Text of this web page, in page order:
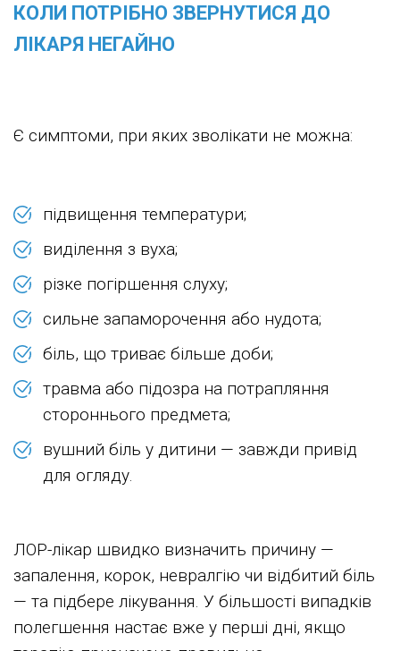
КОЛИ ПОТРІБНО ЗВЕРНУТИСЯ ДО
ЛІКАРЯ НЕГАЙНО
Є симптоми, при яких зволікати не можна:
підвищення температури;
виділення з вуха;
різке погіршення слуху;
сильне запаморочення або нудота;
біль, що триває більше доби;
травма або підозра на потрапляння
стороннього предмета;
вушний біль у дитини — завжди привід
для огляду.
ЛОР-лікар швидко визначить причину —
запалення, корок, невралгію чи відбитий біль
— та підбере лікування. У більшості випадків
полегшення настає вже у перші дні, якщо